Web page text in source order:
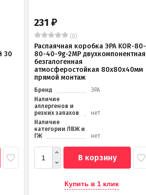
30
231₽
(0)
Распаячная коробка ЭРА KOR-80-
80-40-9g-2MP двухкомпонентная
безгалогенная
атмосферостойкая 80х80х40мм
прямой монтаж
Бренд
ЭРА
Наличие
аллергенов и
резких запахов
нет
Наличие
категории ЛВЖ и
ГЖ
нет
В корзину
Купить в 1 клик